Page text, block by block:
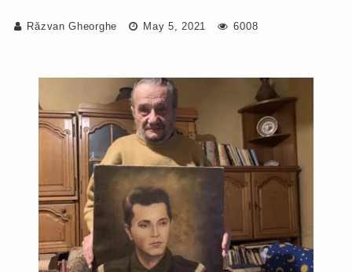
Răzvan Gheorghe May 5, 2021 6008